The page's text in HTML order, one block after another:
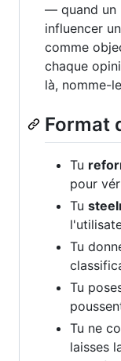
— quand un
influencer
comme
chaque
là, nomme-
Format
Tu
pour
Tu
Tu
Tu
Tu ne
laisses